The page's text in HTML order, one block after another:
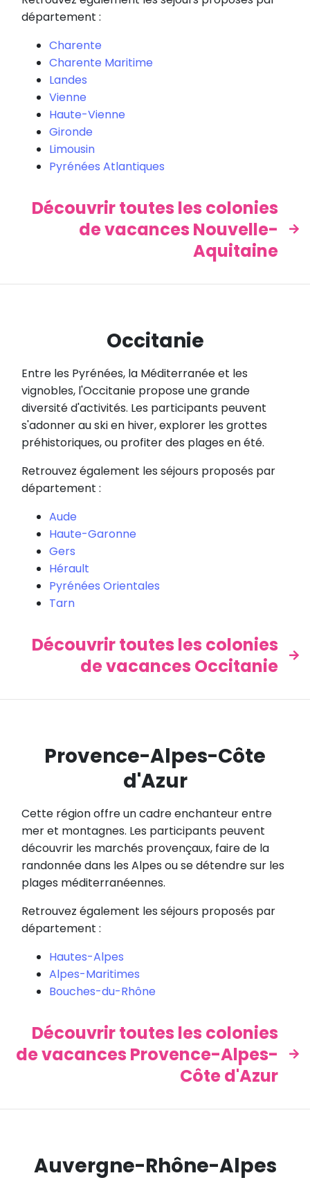
département :
Charente
Charente Maritime
Landes
Vienne
Haute-Vienne
Gironde
Limousin
Pyrénées Atlantiques
Découvrir toutes les colonies
de vacances Nouvelle-
Aquitaine
Occitanie
Entre les Pyrénées, la Méditerranée et les
vignobles, l'Occitanie propose une grande
diversité d'activités. Les participants peuvent
s'adonner au ski en hiver, explorer les grottes
préhistoriques, ou profiter des plages en été.
Retrouvez également les séjours proposés par
département :
Aude
Haute-Garonne
Gers
Hérault
Pyrénées Orientales
Tarn
Découvrir toutes les colonies
de vacances Occitanie
Provence-Alpes-Côte
d'Azur
Cette région offre un cadre enchanteur entre
mer et montagnes. Les participants peuvent
découvrir les marchés provençaux, faire de la
randonnée dans les Alpes ou se détendre sur les
plages méditerranéennes.
Retrouvez également les séjours proposés par
département :
Hautes-Alpes
Alpes-Maritimes
Bouches-du-Rhône
Découvrir toutes les colonies
de vacances Provence-Alpes-
Côte d'Azur
Auvergne-Rhône-Alpes